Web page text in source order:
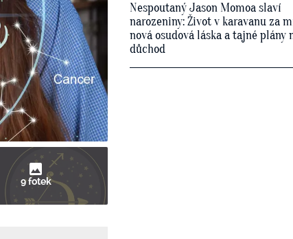
9 fotek
Nespoutaný Jason Momoa slaví
narozeniny: Život v karavanu za
nová osudová láska a tajné plány
důchod